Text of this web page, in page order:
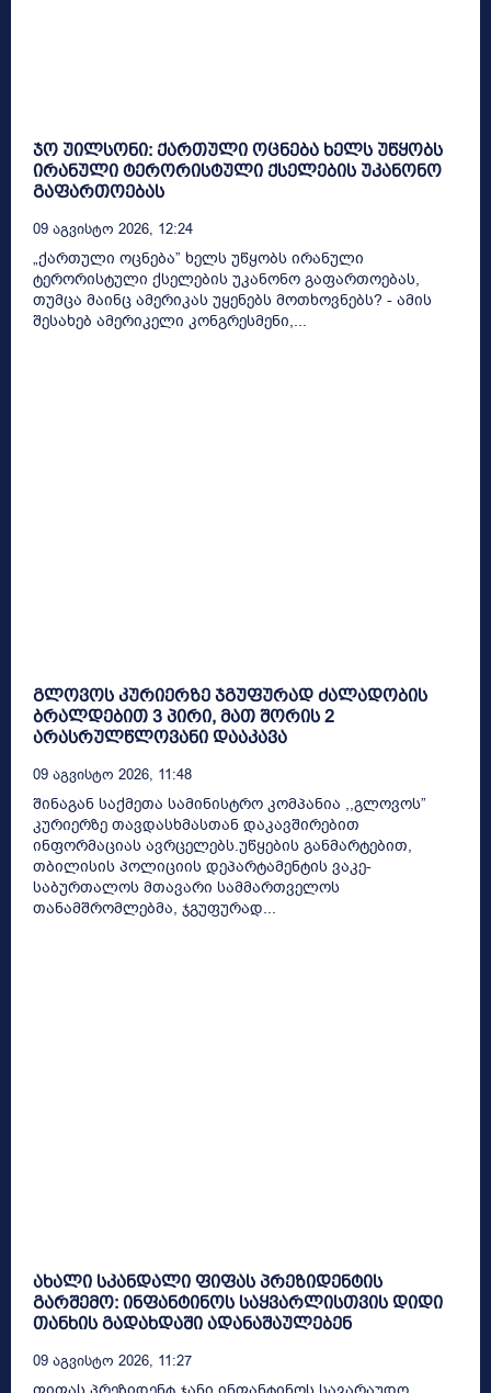
ჯო უილსონი: ქართული ოცნება ხელს უწყობს
ირანული ტერორისტული ქსელების უკანონო
გაფართოებას
09 Აგვისტო 2026, 12:24
„ქართული ოცნება” ხელს უწყობს ირანული
ტერორისტული ქსელების უკანონო გაფართოებას,
თუმცა მაინც ამერიკას უყენებს მოთხოვნებს? - ამის
შესახებ ამერიკელი კონგრესმენი,...
გლოვოს კურიერზე ჯგუფურად ძალადობის
ბრალდებით 3 პირი, მათ შორის 2
არასრულწლოვანი დააკავა
09 Აგვისტო 2026, 11:48
შინაგან საქმეთა სამინისტრო კომპანია ,,გლოვოს”
კურიერზე თავდასხმასთან დაკავშირებით
ინფორმაციას ავრცელებს.უწყების განმარტებით,
თბილისის პოლიციის დეპარტამენტის ვაკე-
საბურთალოს მთავარი სამმართველოს
თანამშრომლებმა, ჯგუფურად...
ახალი სკანდალი ფიფას პრეზიდენტის
გარშემო: ინფანტინოს საყვარლისთვის დიდი
თანხის გადახდაში ადანაშაულებენ
09 Აგვისტო 2026, 11:27